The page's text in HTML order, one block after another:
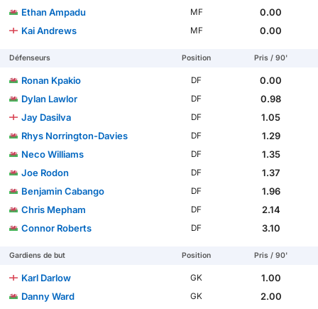
Ethan Ampadu
MF
0.00
Kai Andrews
MF 0.00
Défenseurs Position Pris / 90'
Ronan Kpakio DF
0.00
Dylan Lawlor
DF
0.98
Jay Dasilva
DF
1.05
Rhys Norrington-Davies
DF
1.29
Neco Williams
DF
1.35
Joe Rodon
DF
1.37
Benjamin Cabango
DF
1.96
Chris Mepham
DF
2.14
Connor Roberts
DF 3.10
Gardiens de but Position Pris / 90'
Karl Darlow GK
1.00
Danny Ward
GK 2.00